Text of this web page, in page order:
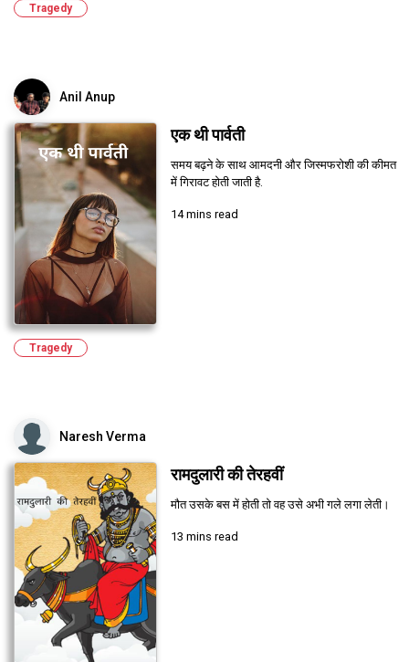
Tragedy
Anil Anup
एक थी पार्वती
समय बढ़ने के साथ आमदनी और जिस्मफरोशी की कीमत
में गिरावट होती जाती है.
14 mins read
Tragedy
Naresh Verma
रामदुलारी की तेरहवीं
मौत उसके बस में होती तो वह उसे अभी गले लगा लेती।
13 mins read